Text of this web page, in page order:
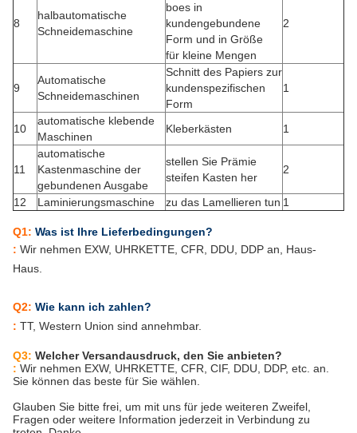
8
halbautomatische
Schneidemaschine
boes in
kundengebundene
Form und in Größe
für kleine Mengen
2
9
Automatische
Schneidemaschinen
Schnitt des Papiers zur
kundenspezifischen
Form
1
10
automatische klebende
Maschinen
Kleberkästen 1
11
automatische
Kastenmaschine der
gebundenen Ausgabe
stellen Sie Prämie
steifen Kasten her
2
12 Laminierungsmaschine zu das Lamellieren tun 1
Q1: Was ist Ihre Lieferbedingungen?
: Wir nehmen EXW, UHRKETTE, CFR, DDU, DDP an, Haus-
Haus.
Q2: Wie kann ich zahlen?
: TT, Western Union sind annehmbar.
Q3: Welcher Versandausdruck, den Sie anbieten?
: Wir nehmen EXW, UHRKETTE, CFR, CIF, DDU, DDP, etc. an.
Sie können das beste für Sie wählen.
Glauben Sie bitte frei, um mit uns für jede weiteren Zweifel,
Fragen oder weitere Information jederzeit in Verbindung zu